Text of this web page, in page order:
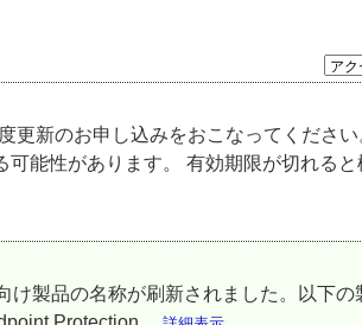
更新のお申し込みをおこなってください
能性があります。 有効期限が切れると
製品の名称が刷新されました。以下の